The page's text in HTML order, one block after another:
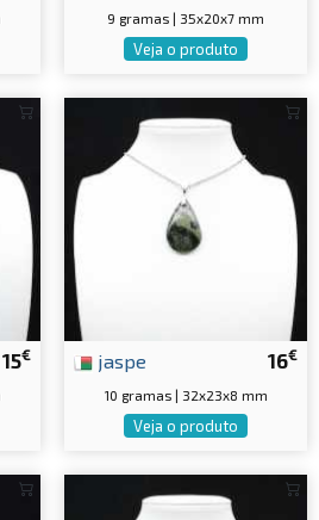
9 gramas | 35x20x7 mm
Veja o produto
15€ 16€
jaspe
10 gramas | 32x23x8 mm
Veja o produto